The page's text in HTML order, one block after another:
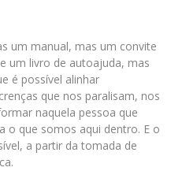
um manual, mas um convite
um livro de autoajuda, mas
é possível alinhar
que nos paralisam, nos
naquela pessoa que
o que somos aqui dentro. E o
a partir da tomada de